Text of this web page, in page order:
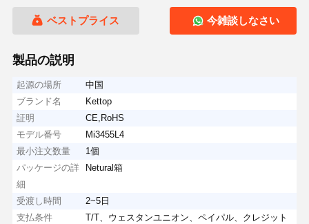
ベストプライス 今雑談しなさい
製品の説明
起源の場所
中国
ブランド名
Kettop
証明
CE,RoHS
モデル番号
Mi3455L4
最小注文数量
1個
パッケージの詳
細
Netural箱
受渡し時間
2~5日
支払条件
T/T、ウェスタンユニオン、ペイパル、クレジット